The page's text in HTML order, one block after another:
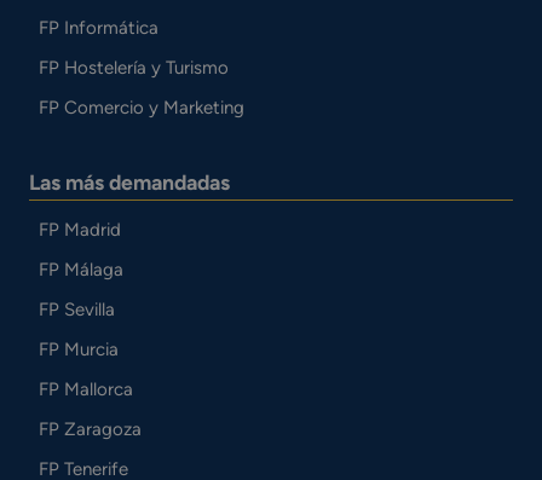
FP Informática
FP Hostelería y Turismo
FP Comercio y Marketing
Las más demandadas
FP Madrid
FP Málaga
FP Sevilla
FP Murcia
FP Mallorca
FP Zaragoza
FP Tenerife